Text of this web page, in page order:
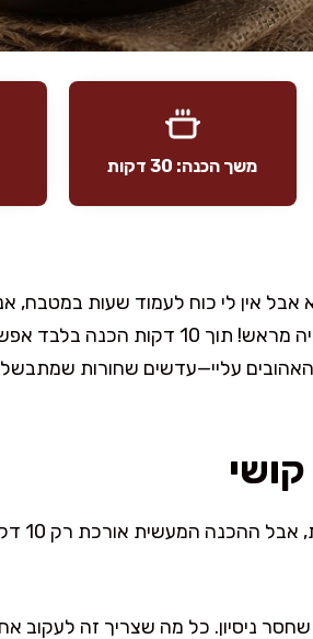
משך הכנה: 30 דקות
אין לי כוח לעמוד שעות במטבח,
מלאות טעם, ולא דורשות השריה
עליי—עדשים שחורות
ניסיון. כל מה שצריך זה לעקוב